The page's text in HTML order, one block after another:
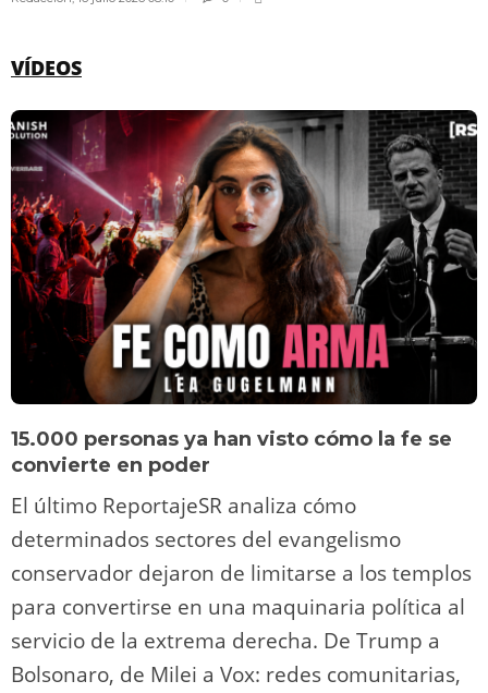
VÍDEOS
15.000 personas ya han visto cómo la fe se
convierte en poder
El último ReportajeSR analiza cómo
determinados sectores del evangelismo
conservador dejaron de limitarse a los templos
para convertirse en una maquinaria política al
servicio de la extrema derecha. De Trump a
Bolsonaro, de Milei a Vox: redes comunitarias,